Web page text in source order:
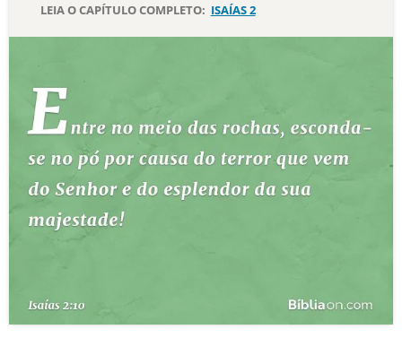
DEVOCIONAL DIÁRIO
ESTUDOS BÍBLICOS
ESBOÇOS DE PREGAÇÃO
TEMAS
PERGUNTE À BÍBLIA
QUEM SOMOS
LEIA O CAPÍTULO COMPLETO: ISAÍAS 2